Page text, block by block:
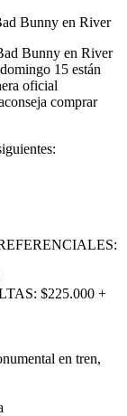
Bunny en River
Bunny en River
15 están
oficial
comprar
$225.000 +
en tren,